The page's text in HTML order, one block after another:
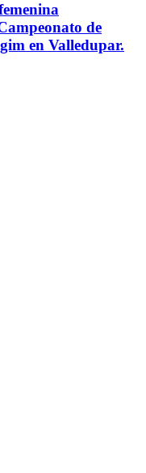
de
en Valledupar.